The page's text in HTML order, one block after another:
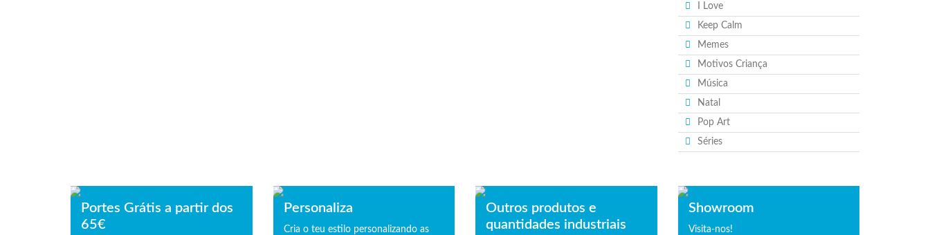
I Love
Keep Calm
Memes
Motivos Criança
Música
Natal
Pop Art
Séries
Portes Grátis a partir dos
65€
Personaliza
Cria o teu estilo personalizando as
Outros produtos e
quantidades industriais
Showroom
Visita-nos!